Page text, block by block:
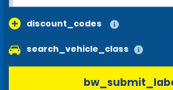
discount_codes
search_vehicle_class